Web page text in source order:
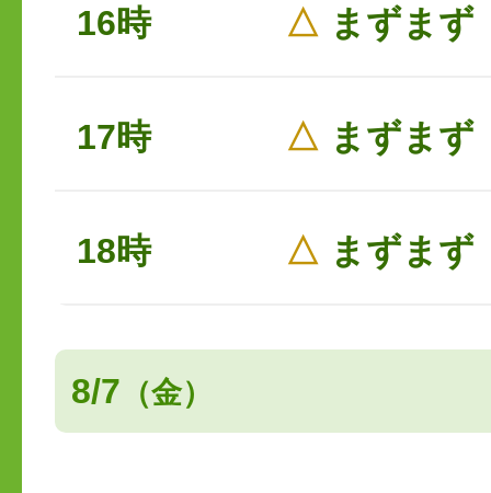
16時 △ まずまず
17時 △ まずまず
18時 △ まずまず
8/7 （金）